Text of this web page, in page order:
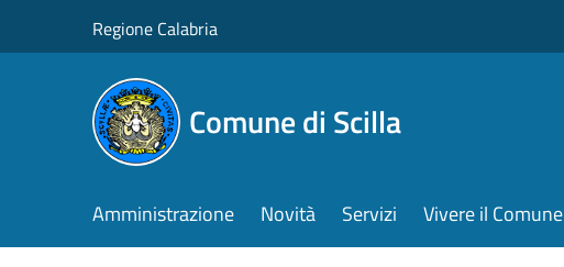
Regione Calabria
Comune di Scilla
Amministrazione Novità Servizi Vivere il Comune